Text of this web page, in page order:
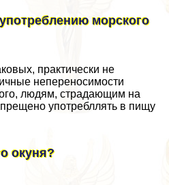
морского
пpaктически не
непереносимости
людям, страдающим на
употрeбллять в пищу
окуня?